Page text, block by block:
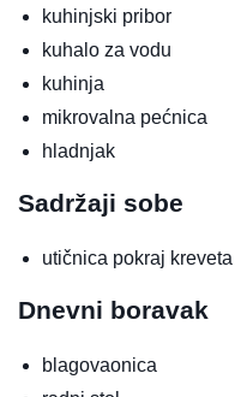
kuhinjski pribor
kuhalo za vodu
kuhinja
mikrovalna pećnica
hladnjak
Sadržaji sobe
utičnica pokraj kreveta
Dnevni boravak
blagovaonica